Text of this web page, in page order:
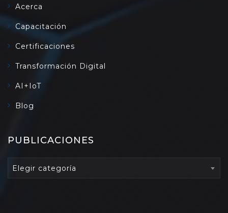
Acerca
Capacitación
Certificaciones
Transformación Digital
AI+IoT
Blog
PUBLICACIONES
PUBLICACIONES
Elegir categoría